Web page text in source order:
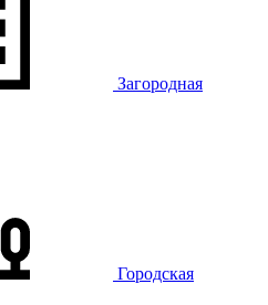
Загородная
Городская